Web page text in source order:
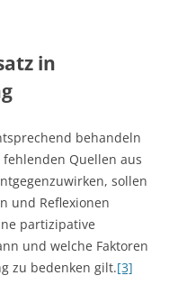
in
behandeln
Quellen aus
sollen
und Reflexionen
partizipative
und welche Faktoren
zu bedenken gilt.[3]